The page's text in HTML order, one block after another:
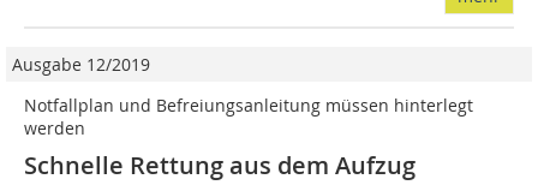
Ausgabe 12/2019
Notfallplan und Befreiungsanleitung müssen hinterlegt
werden
Schnelle Rettung aus dem Aufzug